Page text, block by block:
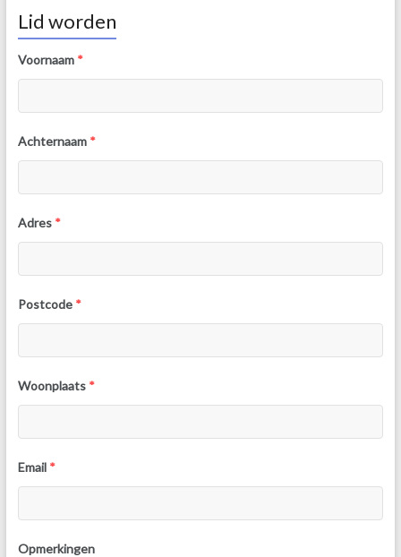
Lid worden
Voornaam *
Achternaam *
Adres *
Postcode *
Woonplaats *
Email *
Opmerkingen